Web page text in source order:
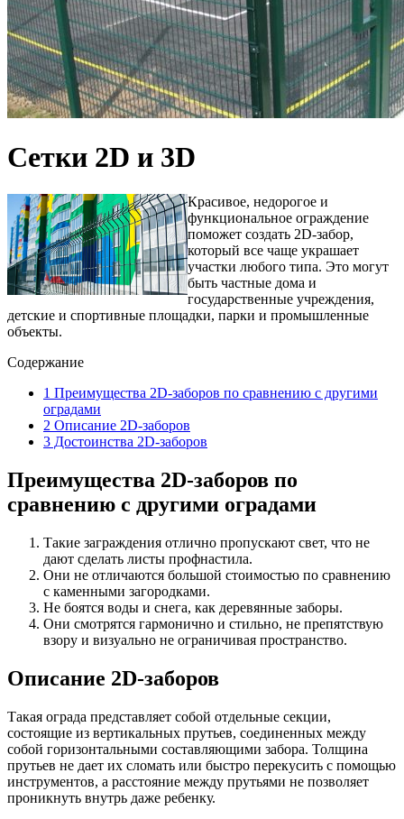
Сетки 2D и 3D
Красивое, недорогое и
функциональное ограждение
поможет создать 2D-забор,
который все чаще украшает
участки любого типа. Это могут
быть частные дома и
государственные учреждения,
детские и спортивные площадки, парки и промышленные
объекты.
Содержание
1 Преимущества 2D-заборов по сравнению с другими
оградами
2 Описание 2D-заборов
3 Достоинства 2D-заборов
Преимущества 2D-заборов по
сравнению с другими оградами
Такие заграждения отлично пропускают свет, что не
дают сделать листы профнастила.
Они не отличаются большой стоимостью по сравнению
с каменными загородками.
Не боятся воды и снега, как деревянные заборы.
Они смотрятся гармонично и стильно, не препятствую
взору и визуально не ограничивая пространство.
Описание 2D-заборов
Такая ограда представляет собой отдельные секции,
состоящие из вертикальных прутьев, соединенных между
собой горизонтальными составляющими забора. Толщина
прутьев не дает их сломать или быстро перекусить с помощью
инструментов, а расстояние между прутьями не позволяет
проникнуть внутрь даже ребенку.